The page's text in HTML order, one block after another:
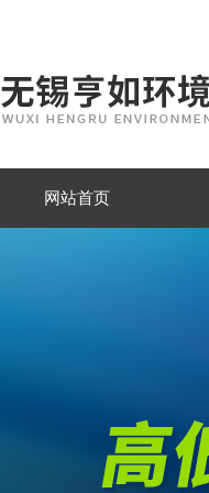
网站首页